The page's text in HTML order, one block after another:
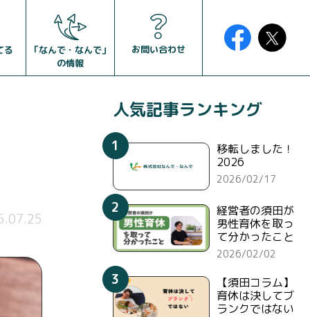
る
「なんで・なんで」
の情報
お問い合わせ
人気記事ランキング
1
移転しました！
2026
2026/02/17
2
経営者の須田が
男性育休を取っ
て分かったこと
2026/02/02
3
【須田コラム】
育休は決してブ
ランクではない